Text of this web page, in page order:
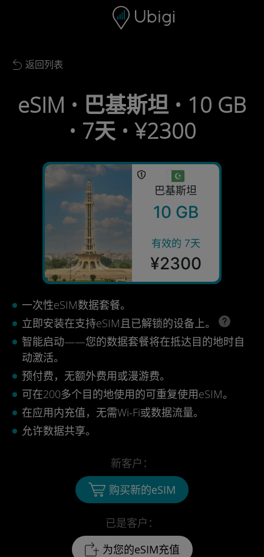
Back to list
返回列表
eSIM • 巴基斯坦 • 10 GB
• 7天 • ¥2300
巴基斯坦
10 GB
有效的 7天
¥2300
一次性eSIM数据套餐。
立即安装在支持eSIM且已解锁的设备上。
智能启动——您的数据套餐将在抵达目的地时自
动激活。
预付费，无额外费用或漫游费。
可在200多个目的地使用的可重复使用eSIM。
在应用内充值，无需Wi-Fi或数据流量。
允许数据共享。
已是客户：
为您的eSIM充值
新客户：
购买新的eSIM